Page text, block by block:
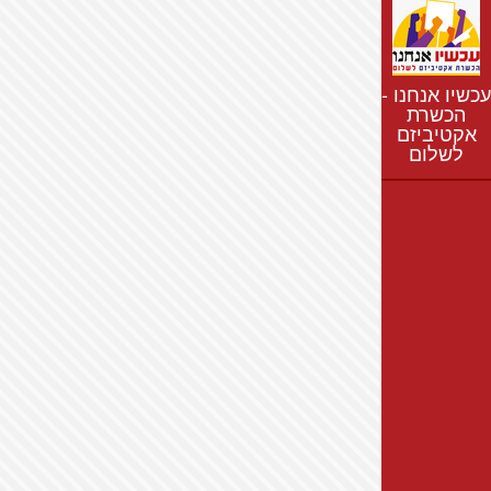
חדשות
נושאים
רשימת התנחלויות
מפת התנחלויות
עכשיו אנחנו -
הכשרת
אקטיביזם
לשלום